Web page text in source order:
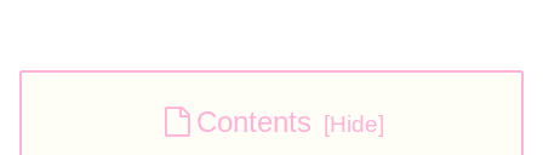
Contents